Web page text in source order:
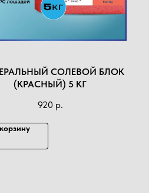
СОЛЕВОЙ БЛОК
(КРАСНЫЙ) 5 КГ
920 р.